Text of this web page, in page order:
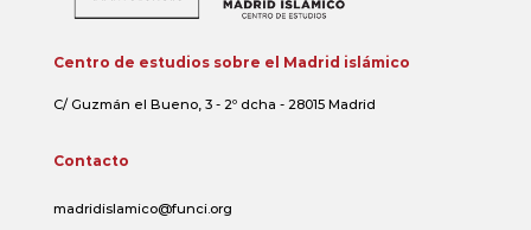
Centro de estudios sobre el Madrid islámico
C/ Guzmán el Bueno, 3 - 2º dcha - 28015 Madrid
Contacto
madridislamico@funci.org